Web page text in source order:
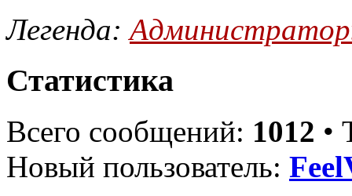
Легенда:
Статистика
Всего сообщений: 1012 •
Новый пользователь: